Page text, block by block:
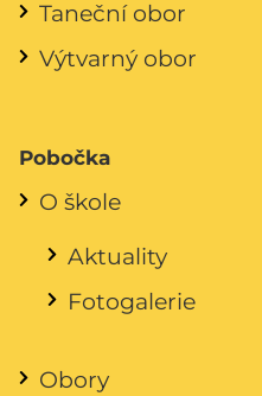
Taneční obor
Výtvarný obor
Pobočka
O škole
Aktuality
Fotogalerie
Obory